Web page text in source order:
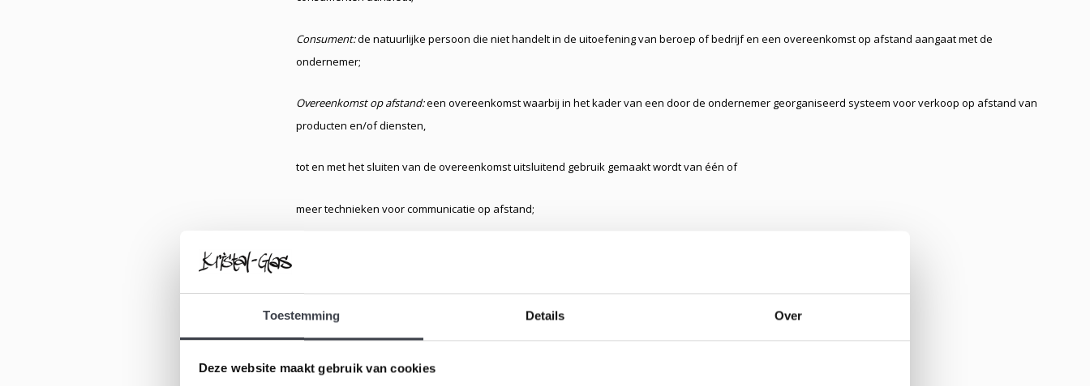
Toestemming Details Over
Deze website maakt gebruik van cookies
Consument:de natuurlijke persoon die niet handelt in de uitoefening van beroep of bedrijf en een overeenkomst op afstand aangaat met de
ondernemer;
Overeenkomst op afstand:een overeenkomst waarbij in het kader van een door de ondernemer georganiseerd systeem voor verkoop op afstand van
producten en/of diensten,
tot en met het sluiten van de overeenkomst uitsluitend gebruik gemaakt wordt van één of
meer technieken voor communicatie op afstand;
van een overeenkomst, zonder dat consument en ondernemer gelijktijdig in dezelfde ruimte zijn samengekomen;
Herroepingsrecht:de mogelijkheid voor de consument om binnen de bedenktijd af te zien van de overeenkomst op afstand;